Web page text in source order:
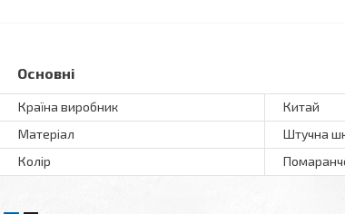
Основні
Країна виробник
Китай
Матеріал
Штучна
Колір